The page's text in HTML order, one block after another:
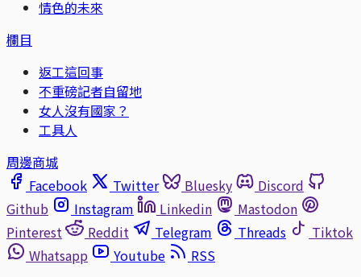
情色的未來
欄目
返工這回事
不重磅記者自留地
女人沒有國家？
工具人
周邊商城
Facebook
Twitter Bluesky
Discord
Github
Instagram Linkedin
Mastodon
Pinterest
Reddit Telegram Threads
Tiktok
Whatsapp
Youtube
RSS